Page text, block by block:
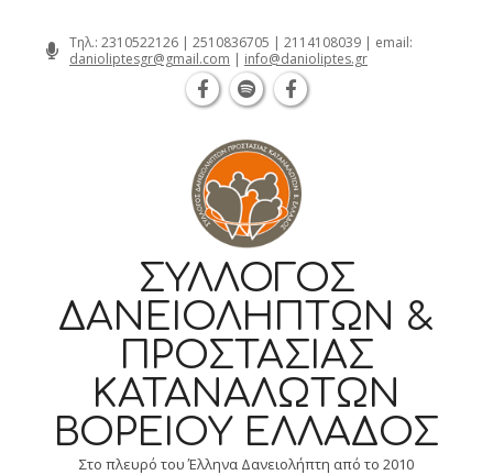
Τηλ.: 2310522126 | 2510836705 | 2114108039 | email:
danioliptesgr@gmail.com | info@danioliptes.gr
ΣΎΛΛΟΓΟΣ
ΔΑΝΕΙΟΛΗΠΤΏΝ &
ΠΡΟΣΤΑΣΊΑΣ
ΚΑΤΑΝΑΛΩΤΏΝ
ΒΟΡΕΊΟΥ ΕΛΛΆΔΟΣ
Στο πλευρό του Έλληνα Δανειολήπτη από το 2010